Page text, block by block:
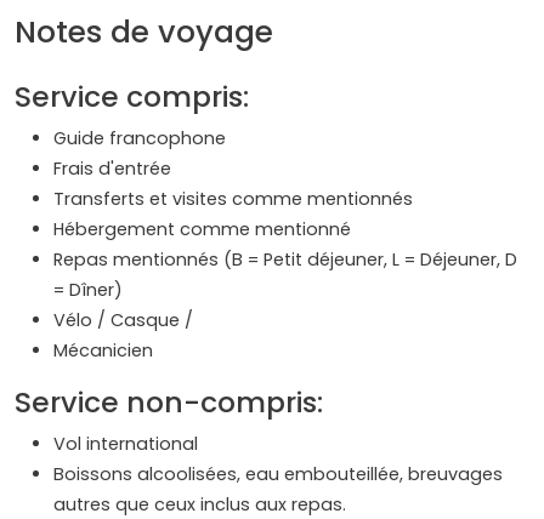
Notes de voyage
Service compris:
Guide francophone
Frais d'entrée
Transferts et visites comme mentionnés
Hébergement comme mentionné
Repas mentionnés (B = Petit déjeuner, L = Déjeuner, D
= Dîner)
Vélo / Casque /
Mécanicien
Service non-compris:
Vol international
Boissons alcoolisées, eau embouteillée, breuvages
autres que ceux inclus aux repas.